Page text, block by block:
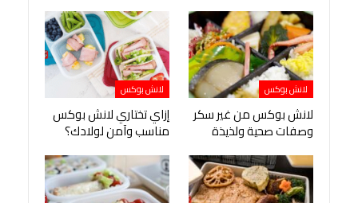
لانش بوكس
لانش بوكس من غير سكر
وصفات صحية ولذيذة
لانش بوكس
إزاي تختاري لانش بوكس
مناسب وآمن لولادك؟